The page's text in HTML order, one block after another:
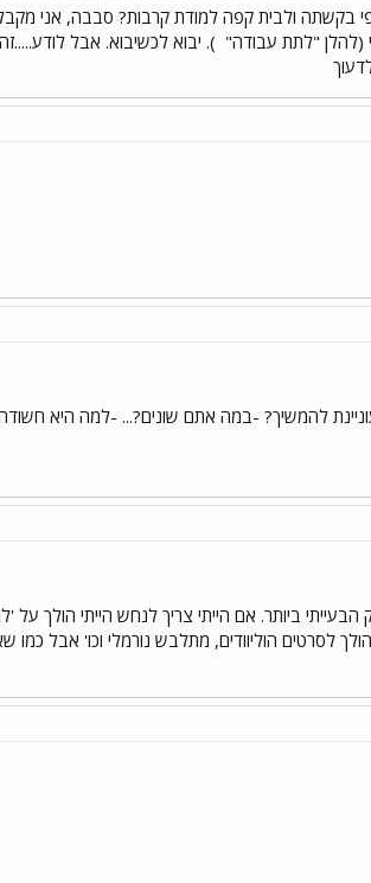
בקשתה ולבית קפה למודת קרבות? סבבה, אני
(להלן "לתת עבודה" ). יבוא לכשיבוא. אבל
להמשיך? -במה אתם שונים?... -למה היא
ביותר. אם הייתי צריך לנחש הייתי הולך על
הולך לסרטים הוליוודים, מתלבש נורמלי וכו' אבל